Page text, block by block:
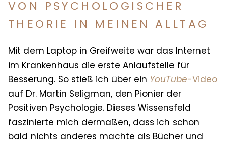
VON PSYCHOLOGISCHER
THEORIE IN MEINEN ALLTAG
Mit dem Laptop in Greifweite war das Internet
im Krankenhaus die erste Anlaufstelle für
Besserung. So stieß ich über ein YouTube-Video
auf Dr. Martin Seligman, den Pionier der
Positiven Psychologie. Dieses Wissensfeld
faszinierte mich dermaßen, dass ich schon
bald nichts anderes machte als Bücher und